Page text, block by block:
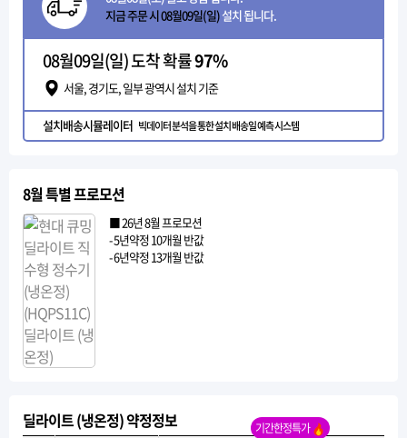
지금 주문 시 08월09일(일)설치 됩니다.
08월09일(일) 도착 확률97%
서울, 경기도, 일부 광역시 설치 기준
설치배송시뮬레이터 빅데이터 분석을 통한 설치 배송일 예측 시스템
8월 특별 프로모션
■ 26년 8월 프로모션
- 5년약정 10개월 반값
- 6년약정 13개월 반값
딜라이트 (냉온정) 약정정보 기간한정특가